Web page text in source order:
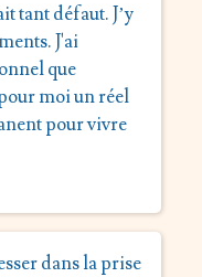
tant défaut. J’y
J'ai
que
moi un réel
pour vivre
dans la prise